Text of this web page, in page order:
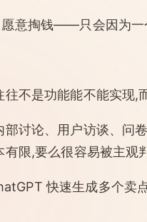
愿意掏钱——只会因为一
不是功能能不能实现,
讨论、用户访谈、问
限,要么很容易被主观
快速生成多个卖